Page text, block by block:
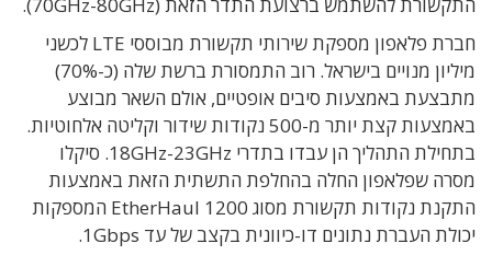
חברת פלאפון מספקת שירותי תקשורת מבוססי LTE לכשני
מיליון מנויים בישראל. רוב התמסורת ברשת שלה (כ-70%)
מתבצעת באמצעות סיבים אופטיים, אולם השאר מבוצע
באמצעות קצת יותר מ-500 נקודות שידור וקליטה אלחוטיות.
בתחילת התהליך הן עבדו בתדרי 18GHz-23GHz. סיקלו
מסרה שפלאפון החלה בהחלפת התשתית הזאת באמצעות
התקנת נקודות תקשורת מסוג EtherHaul 1200 המספקות
יכולת העברת נתונים דו-כיוונית בקצב של עד 1Gbps.